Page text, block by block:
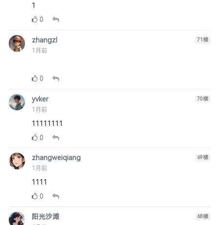
1
0
zhangzl
1月前
71楼
0
yvker
1月前
70楼
11111111
0
zhangweiqiang
1月前
69楼
1111
0
阳光沙滩 68楼